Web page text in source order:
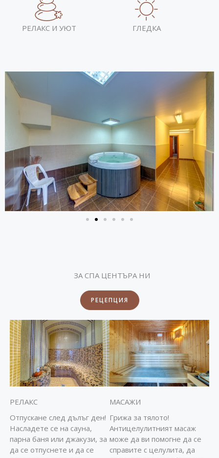
РЕЛАКС И УЮТ ГЛЕДКА
ЗА СПА ЦЕНТЪРА НИ
РЕЦЕПЦИЯ
РЕЛАКС
Отпускане след дълъг ден!
Насладете се на сауна,
парна баня или джакузи, за
да се отпуснете и да се
МАСАЖИ
Грижа за тялото!
Антицелулитният масаж
може да ви помогне да се
справите с целулита, да